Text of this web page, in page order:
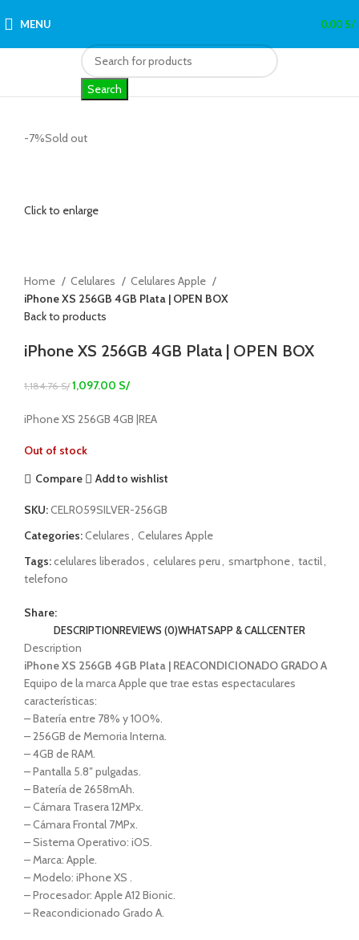
MENU 0.00S/
Search
-7%Sold out
Click to enlarge
Home Celulares
Celulares Apple
iPhone XS 256GB 4GB Plata | OPEN BOX
Back to products
iPhone XS 256GB 4GB Plata | OPEN BOX
1,184.76S/ 1,097.00 S/
iPhone XS 256GB 4GB |REA
Out of stock
Compare
Add to wishlist
SKU:CELR059SILVER-256GB
Categories:Celulares
Celulares Apple
Tags:celulares liberados celulares peru smartphone tactil
telefono
Share:
DESCRIPTIONREVIEWS (0)WHATSAPP & CALLCENTER
Description
iPhone XS 256GB 4GB Plata | REACONDICIONADO GRADO A
Equipo de la marca Apple que trae estas espectaculares
características:
– Batería entre 78% y 100%.
– 256GB de Memoria Interna.
– 4GB de RAM.
– Pantalla 5.8″ pulgadas.
– Batería de 2658mAh.
– Cámara Trasera 12MPx.
– Cámara Frontal 7MPx.
– Sistema Operativo: iOS.
– Marca: Apple.
– Modelo: iPhone XS .
– Procesador: Apple A12 Bionic.
– Reacondicionado Grado A.